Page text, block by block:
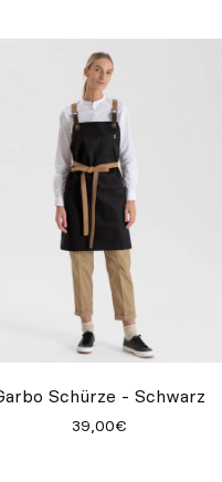
Schürze - Schwarz
39,00€